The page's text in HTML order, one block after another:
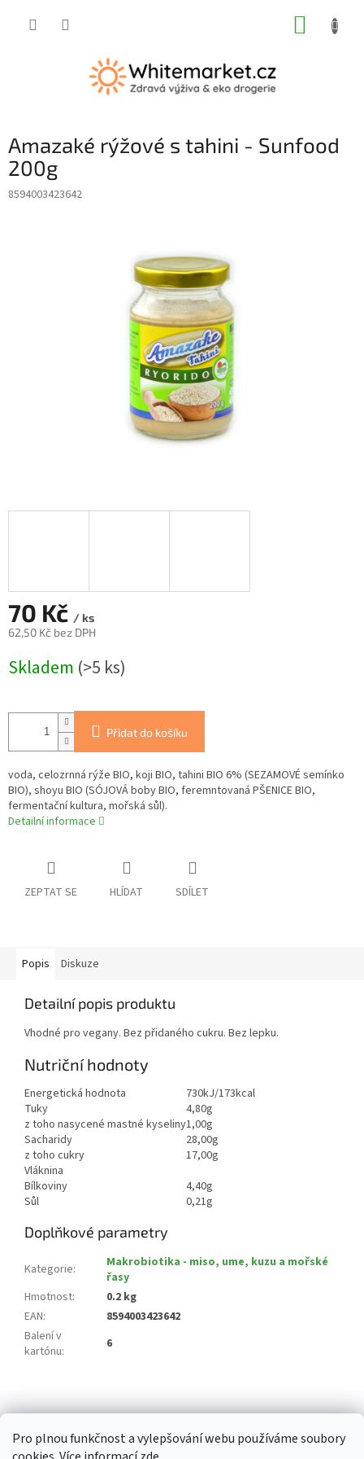
Pro plnou funkčnost a vylepšování webu používáme soubory
Amazaké rýžové s tahini - Sunfood
200g
8594003423642
70 Kč / ks
62,50 Kč bez DPH
cena:
Skladem (>5 ks)
Přidat do košíku
voda, celozrnná rýže BIO, koji BIO, tahini BIO 6% (SEZAMOVÉ semínko
BIO), shoyu BIO (SÓJOVÁ boby BIO, feremntovaná PŠENICE BIO,
fermentační kultura, mořská sůl).
Detailní informace
ZEPTAT SE HLÍDAT SDÍLET
Popis Diskuze
Detailní popis produktu
Vhodné pro vegany. Bez přidaného cukru. Bez lepku.
Nutriční hodnoty
Energetická hodnota
730kJ/173kcal
Tuky
4,80g
z toho nasycené mastné kyseliny1,00g
Sacharidy
28,00g
z toho cukry
17,00g
Vláknina
Bílkoviny
4,40g
Sůl
0,21g
Doplňkové parametry
Kategorie:
Makrobiotika - miso, ume, kuzu a mořské
řasy
Hmotnost:
0.2 kg
EAN:
8594003423642
Balení v
kartónu: 6
á